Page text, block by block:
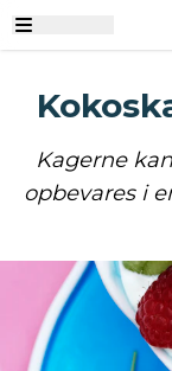
Kagerne
opbevares i